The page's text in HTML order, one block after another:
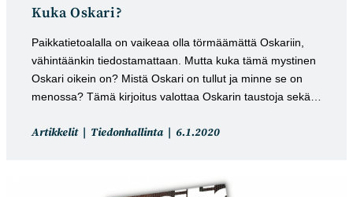
Kuka Oskari?
Paikkatietoalalla on vaikeaa olla törmäämättä Oskariin,
vähintäänkin tiedostamattaan. Mutta kuka tämä mystinen
Oskari oikein on? Mistä Oskari on tullut ja minne se on
menossa? Tämä kirjoitus valottaa Oskarin taustoja sekä…
Artikkelin
Artikkelit Tiedonhallinta
Artikkeli
6.1.2020